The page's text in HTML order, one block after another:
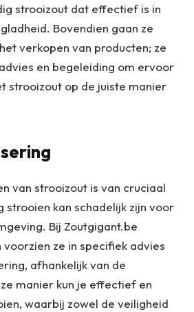
strooizout dat effectief is in
Bovendien gaan ze
verkopen van producten; ze
en begeleiding om ervoor
strooizout op de juiste manier
van strooizout is van cruciaal
strooien kan schadelijk zijn voor
Bij Zoutgigant.be
ze in specifiek advies
afhankelijk van de
manier kun je effectief en
waarbij zowel de veiligheid